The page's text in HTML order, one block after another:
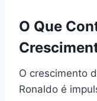
O Que
O crescimento
Ronaldo é